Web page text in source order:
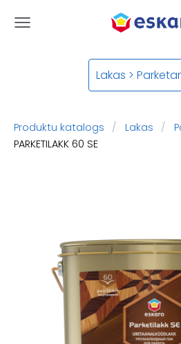
Lakas >
Produktu katalogs Lakas
​PARKETILAKK 60 SE​